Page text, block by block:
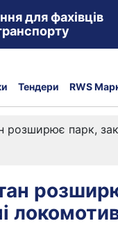
для фахівців
Тендери RWS
розширює парк,